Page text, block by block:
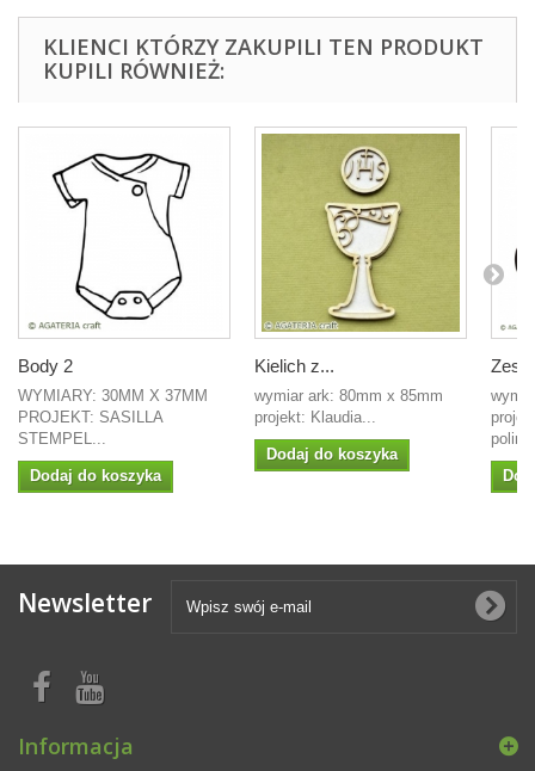
KLIENCI KTÓRZY ZAKUPILI TEN PRODUKT
KUPILI RÓWNIEŻ:
Body 2
WYMIARY: 30MM X 37MM
PROJEKT: SASILLA
STEMPEL...
Dodaj do koszyka
Kielich z...
wymiar ark: 80mm x 85mm
projekt: Klaudia...
Dodaj do koszyka
Newsletter
Informacja